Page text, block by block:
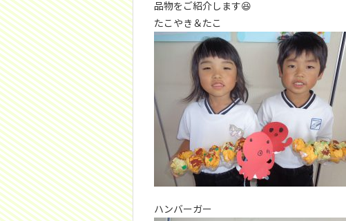
品物をご紹介します😆
たこやき＆たこ
ハンバーガー